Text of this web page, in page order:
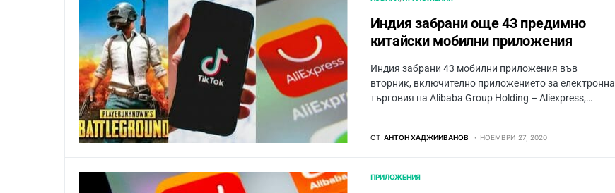
Индия забрани още 43 предимно
китайски мобилни приложения
Индия забрани 43 мобилни приложения във
вторник, включително приложението за електронна
търговия на Alibaba Group Holding – Aliexpress,…
ОТ АНТОН ХАДЖИИВАНОВ НОЕМВРИ 27, 2020
ПРИЛОЖЕНИЯ